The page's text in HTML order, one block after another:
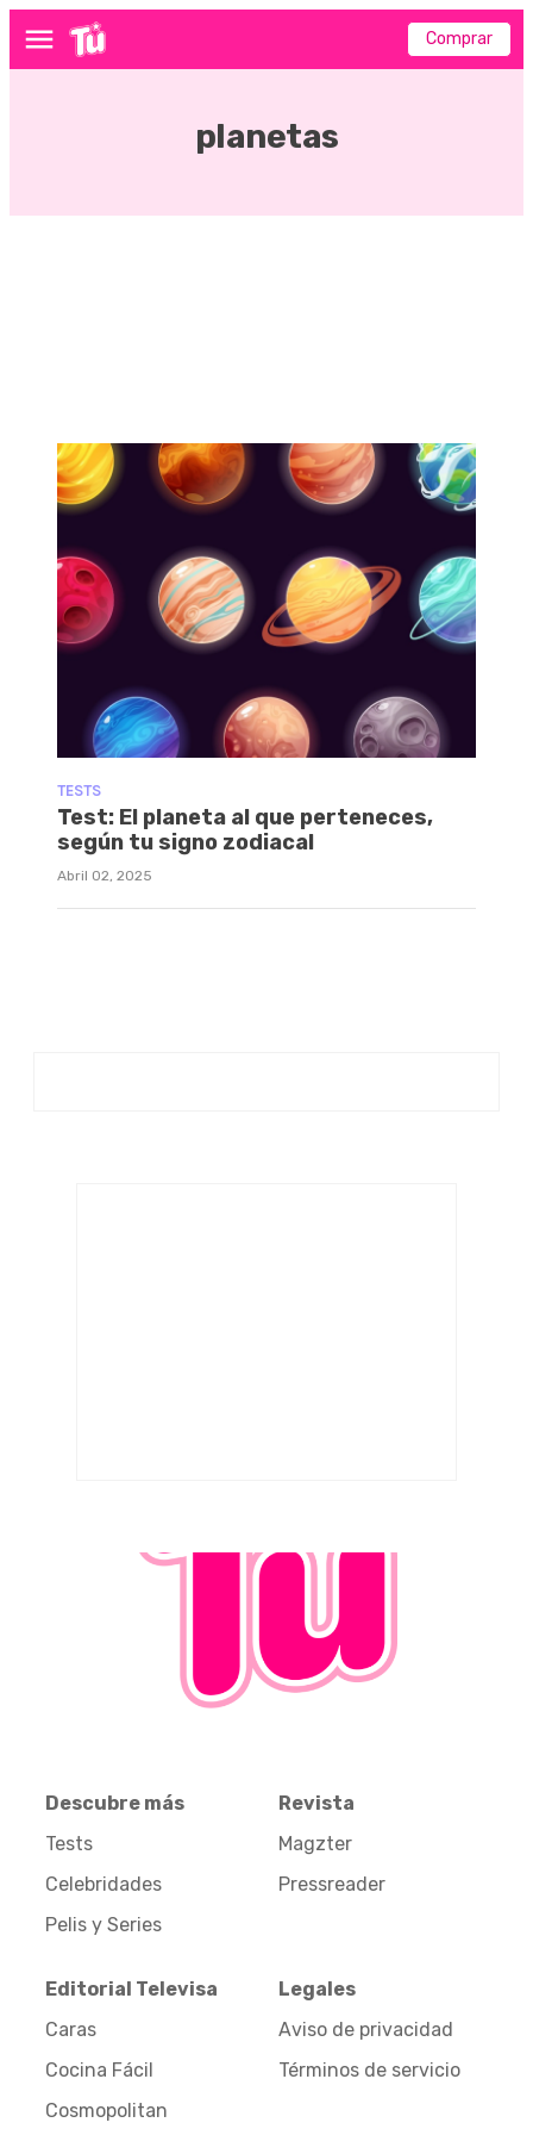
Menú Comprar
planetas
TESTS
Test: El planeta al que perteneces,
según tu signo zodiacal
Abril 02, 2025
Descubre más
Tests
Celebridades
Pelis y Series
Revista
Magzter
Pressreader
Editorial Televisa
Caras
Cocina Fácil
Cosmopolitan
Legales
Aviso de privacidad
Términos de servicio